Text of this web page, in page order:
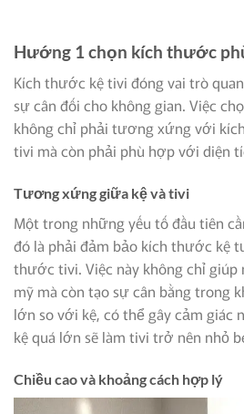
Hướng 1 chọn kích thước
Kích thước kệ tivi đóng vai trò
sự cân đối cho không gian. Việc
không chỉ phải tương xứng với
tivi mà còn phải phù hợp với diện
Tương xứng giữa kệ và tivi
Một trong những yếu tố đầu tiên
đó là phải đảm bảo kích thước kệ
thước tivi. Việc này không chỉ giúp
mỹ mà còn tạo sự cân bằng trong
lớn so với kệ, có thể gây cảm giác
kệ quá lớn sẽ làm tivi trở nên nhỏ
Chiều cao và khoảng cách hợp lý